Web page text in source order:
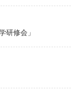
研修会」